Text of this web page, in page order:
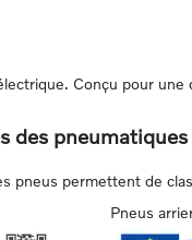
Conçu pour
des pneumatiques
pneus permettent de
Pneus